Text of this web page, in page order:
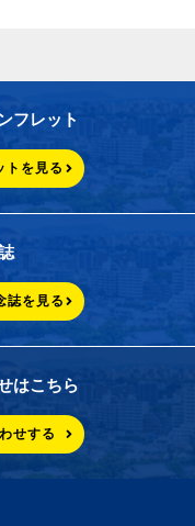
フレット
トを見る
誌を見る
はこちら
せする